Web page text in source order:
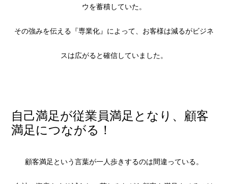
ウを蓄積していた。
その強みを伝える『専業化』によって、お客様は減るがビジネ
スは広がると確信していました。
自己満足が従業員満足となり、顧客
満足につながる！
顧客満足という言葉が一人歩きするのは間違っている。